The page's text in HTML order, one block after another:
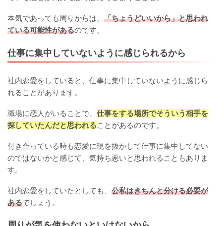
本気であっても周りからは、 「ちょうどいいから」と思われ
ている可能性があるのです。
仕事に集中していないように感じられるから
社内恋愛をしていると、仕事に集中していないように感じら
れることがあります。
職場に恋人がいることで、 仕事をする場所でそういう相手を
探していたんだと思われることがあるのです。
付き合っている時も恋愛に現を抜かして仕事に集中してない
のではないかと感じて、気持ち悪いと思われることもありま
す。
社内恋愛をしていたとしても、 公私はきちんと分ける必要が
あるでしょう。